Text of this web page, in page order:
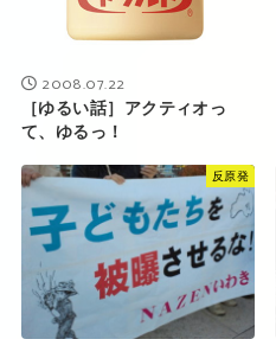
2008.07.22
［ゆるい話］アクティオっ
て、ゆるっ！
反原発